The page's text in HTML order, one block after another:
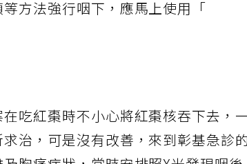
方法強行咽下，應馬上使用「
吃紅棗時不小心將紅棗核吞下去，
治，可是沒有改善，來到彰基急診